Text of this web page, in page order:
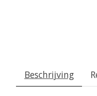
Beschrijving